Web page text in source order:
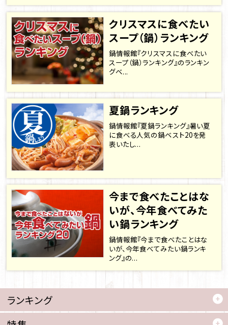
クリスマスに食べたい
スープ（鍋）ランキング
鍋情報館『クリスマスに食べたい
スープ（鍋）ランキング』のランキン
グベ...
夏鍋ランキング
鍋情報館『夏鍋ランキング』暑い夏
に食べる人気の鍋ベスト20を発
表いたし...
今まで食べたことはな
いが、今年食べてみた
い鍋ランキング
鍋情報館『今まで食べたことはな
いが、今年食べてみたい鍋ランキ
ング』の...
ランキング